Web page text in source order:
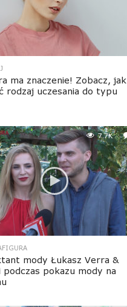
ma znaczenie! Zobacz, jak
rodzaj uczesania do typu
7.7K
mody Łukasz Verra &
podczas pokazu mody na